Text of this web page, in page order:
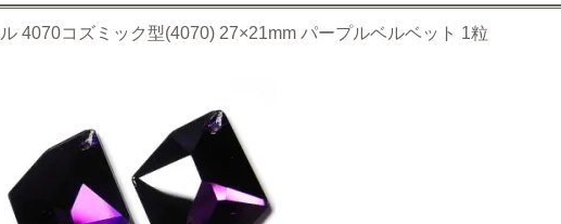
4070コズミック型(4070) 27×21mm パープルベルベット 1粒